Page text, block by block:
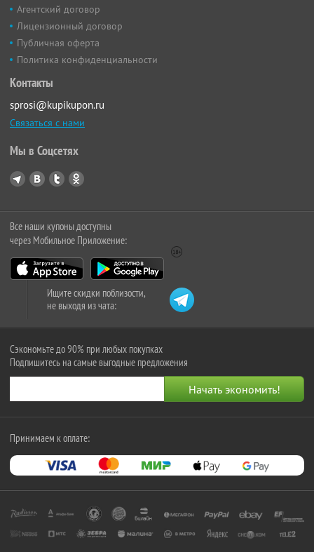
Агентский договор
Лицензионный договор
Публичная оферта
Политика конфиденциальности
Контакты
sprosi@kupikupon.ru
Связаться с нами
Мы в Соцсетях
Все наши купоны доступны
через Мобильное Приложение:
Ищите скидки поблизости,
не выходя из чата:
Сэкономьте до 90% при любых покупках
Подпишитесь на самые выгодные предложения
Принимаем к оплате: